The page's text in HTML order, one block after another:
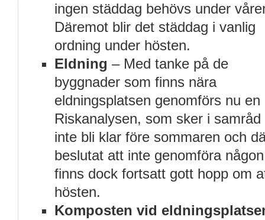
ingen städdag behövs under
Däremot blir det städdag i vanlig
ordning under hösten.
Eldning – Med tanke på de
byggnader som finns nära
eldningsplatsen genomförs nu
Riskanalysen, som sker i
inte bli klar före sommaren och
beslutat att inte genomföra
finns dock fortsatt gott hopp om
hösten.
Komposten vid